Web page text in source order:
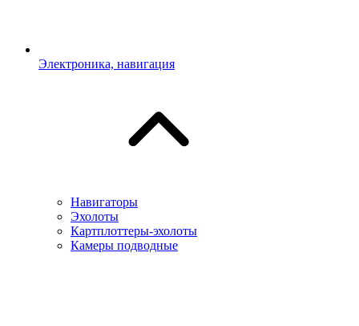
Электроника, навигация
Навигаторы
Эхолоты
Картплоттеры-эхолоты
Камеры подводные